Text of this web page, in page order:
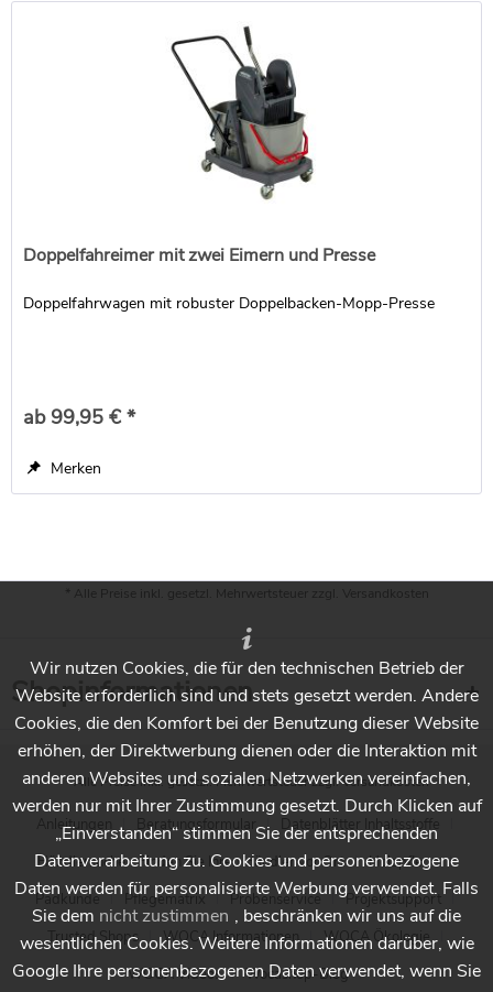
Doppelfahreimer mit zwei Eimern und Presse
Doppelfahrwagen mit robuster Doppelbacken-Mopp-Presse
ab 99,95 € *
Merken
* Alle Preise inkl. gesetzl. Mehrwertsteuer zzgl. Versandkosten
Shopinformationen
* Alle Preise inkl. gesetzl. Mehrwertsteuer zzgl.Versandkosten
Anleitungen Beratungsformular
Datenblätter Inhaltsstoffe
Händlersuche - Finden Sie Ihren Händler vor Ort
Holzpflege
Padkunde
Pflegematrix Probenservice
Projektsupport
Trusted Shops
WOCA Informationen
WOCA Ökologie
WOCA Videos
Wocashop-Blog
Wir nutzen Cookies, die für den technischen Betrieb der
Website erforderlich sind und stets gesetzt werden. Andere
Cookies, die den Komfort bei der Benutzung dieser Website
erhöhen, der Direktwerbung dienen oder die Interaktion mit
anderen Websites und sozialen Netzwerken vereinfachen,
werden nur mit Ihrer Zustimmung gesetzt. Durch Klicken auf
„Einverstanden“ stimmen Sie der entsprechenden
Datenverarbeitung zu. Cookies und personenbezogene
Daten werden für personalisierte Werbung verwendet. Falls
Sie dem nicht zustimmen , beschränken wir uns auf die
wesentlichen Cookies. Weitere Informationen darüber, wie
Google Ihre personenbezogenen Daten verwendet, wenn Sie